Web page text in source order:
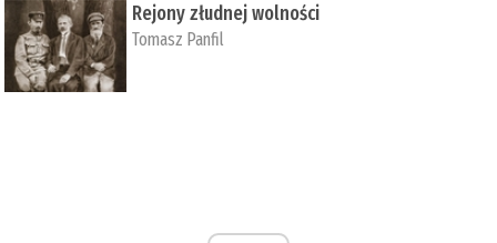
Rejony złudnej wolności
Tomasz Panfil